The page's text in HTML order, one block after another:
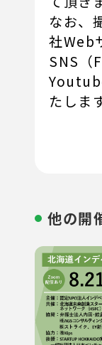
なお、
社Web
SNS（
たしま
他の開